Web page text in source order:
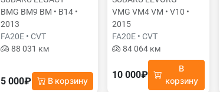
BMG BM9 BM • B14 •
2013
FA20E • CVT
88 031 км
5 000₽ В корзину
VMG VM4 VM • V10 •
2015
FA20E • CVT
84 064 км
10 000₽
В
корзину